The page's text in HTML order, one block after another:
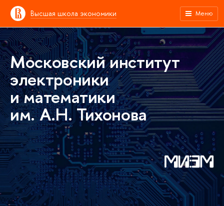
Высшая школа экономики Меню
Московский институт
электроники
и математики
им. А.Н. Тихонова